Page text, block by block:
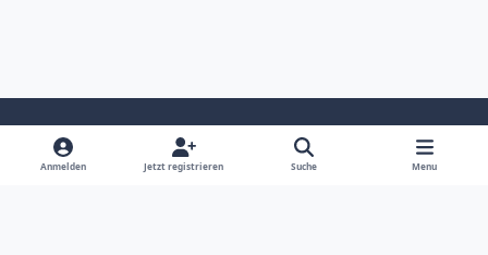
Light ModeDark ModeSystem Preference
Anmelden Jetzt registrieren Suche Menu